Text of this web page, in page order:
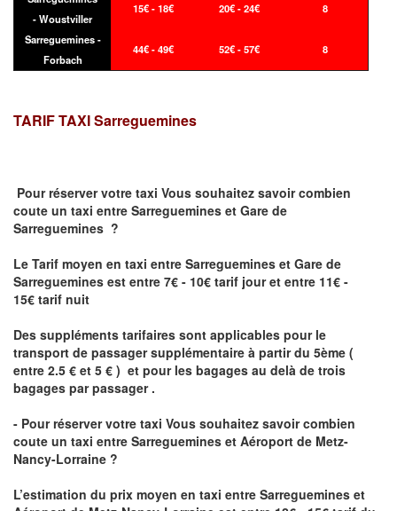
- Woustviller
15€ - 18€ 20€ - 24€ 8
Sarreguemines -
Forbach
44€ - 49€ 52€ - 57€ 8
TARIF TAXISarreguemines
Pour réserver votre taxi Vous souhaitez savoircombien
coute un taxi entre Sarreguemines et Gare de
Sarreguemines ?
Le Tarif moyen en taxi entre Sarreguemines et Gare de
Sarreguemines est entre 7€ - 10€ tarif jour et entre 11€ -
15€ tarif nuit
Des suppléments tarifaires sont applicables pour le
transport de passager supplémentaire à partir du 5ème (
entre 2.5 € et 5 € ) et pour les bagages au delà de trois
bagages par passager .
- Pour réserver votre taxi Vous souhaitez savoircombien
coute un taxi entre Sarreguemines et Aéroport de Metz-
Nancy-Lorraine ?
L’estimation du prix moyen en taxi entre Sarreguemines et